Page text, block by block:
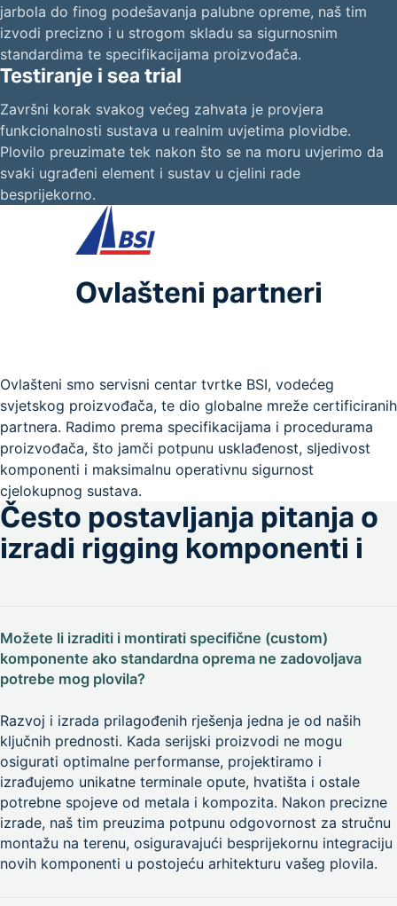
jarbola do finog podešavanja palubne opreme, naš tim
izvodi precizno i u strogom skladu sa sigurnosnim
standardima te specifikacijama proizvođača.
Testiranje i sea trial
Završni korak svakog većeg zahvata je provjera
funkcionalnosti sustava u realnim uvjetima plovidbe.
Plovilo preuzimate tek nakon što se na moru uvjerimo da
svaki ugrađeni element i sustav u cjelini rade
besprijekorno.
Ovlašteni partneri
Ovlašteni smo servisni centar tvrtke BSI, vodećeg
svjetskog proizvođača, te dio globalne mreže certificiranih
partnera. Radimo prema specifikacijama i procedurama
proizvođača, što jamči potpunu usklađenost, sljedivost
komponenti i maksimalnu operativnu sigurnost
cjelokupnog sustava.
Često postavljanja pitanja o
izradi rigging komponenti i
Možete li izraditi i montirati specifične (custom)
komponente ako standardna oprema ne zadovoljava
potrebe mog plovila?
Razvoj i izrada prilagođenih rješenja jedna je od naših
ključnih prednosti. Kada serijski proizvodi ne mogu
osigurati optimalne performanse, projektiramo i
izrađujemo unikatne terminale opute, hvatišta i ostale
potrebne spojeve od metala i kompozita. Nakon precizne
izrade, naš tim preuzima potpunu odgovornost za stručnu
montažu na terenu, osiguravajući besprijekornu integraciju
novih komponenti u postojeću arhitekturu vašeg plovila.